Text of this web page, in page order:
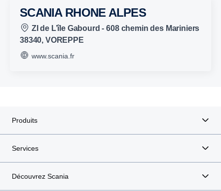
SCANIA RHONE ALPES
ZI de L’île Gabourd - 608 chemin des Mariniers
38340, VOREPPE
www.scania.fr
Produits
Services
Découvrez Scania